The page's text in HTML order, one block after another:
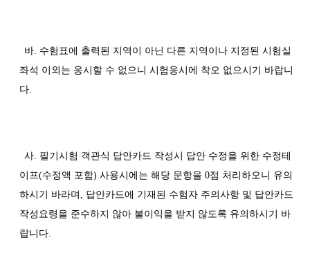
바. 수험표에 출력된 지역이 아닌 다른 지역이나 지정된 시험실
좌석 이외는 응시할 수 없으니 시험응시에 착오 없으시기 바랍니
다.
사. 필기시험 객관식 답안카드 작성시 답안 수정을 위한 수정테
이프(수정액 포함) 사용시에는 해당 문항을 0점 처리하오니 유의
하시기 바라며, 답안카드에 기재된 수험자 주의사항 및 답안카드
작성요령을 준수하지 않아 불이익을 받지 않도록 유의하시기 바
랍니다.